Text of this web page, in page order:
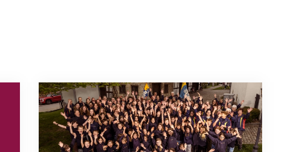
Wenn Mitmachen selbstverständlich ist